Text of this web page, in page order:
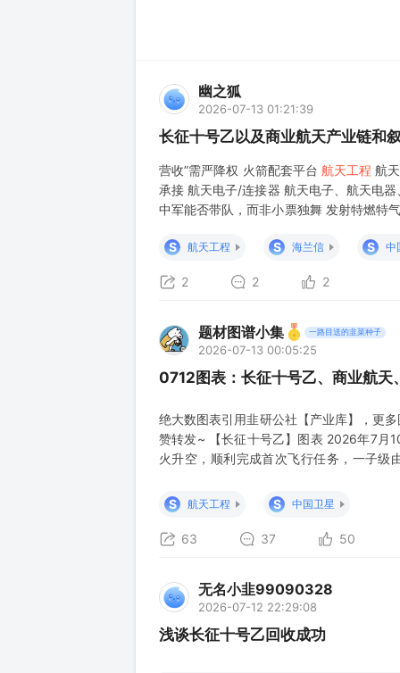
幽之狐
2026-07-13 01:21:39
长征十号乙以及商业航天产业链和
营收”需严降权 火箭配套平台 航天工程 航
承接 航天电子/连接器 航天电子、航天电
中军能否带队，而非小票独舞 发射特燃特
S
航天工程 S 海兰信 S 中
2 2 2
题材图谱小集 一路目送的韭菜种子
2026-07-13 00:05:25
0712图表：长征十号乙、商业航
绝大数图表引用韭研公社【产业库】，更
赞转发~ 【长征十号乙】图表 2026年7月
火升空，顺利完成首次飞行任务，一子级
【商业航天】图表 2026年7月10日12时
利完成首
S 航天工程 S 中国卫星
63 37 50
无名小韭99090328
2026-07-12 22:29:08
浅谈长征十号乙回收成功